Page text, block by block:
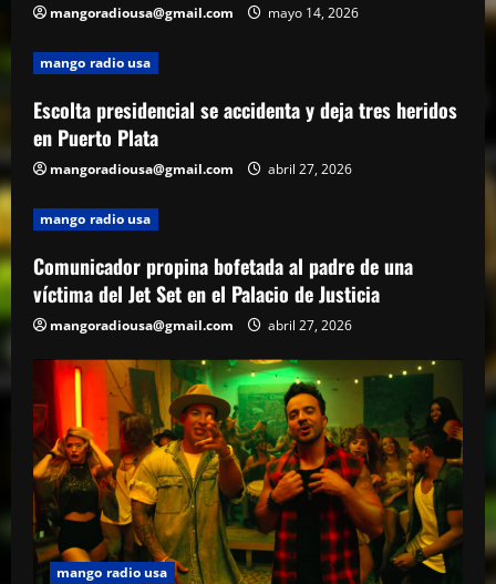
mangoradiousa@gmail.com mayo 14, 2026
mango radio usa
Escolta presidencial se accidenta y deja tres heridos
en Puerto Plata
mangoradiousa@gmail.com abril 27, 2026
mango radio usa
Comunicador propina bofetada al padre de una
víctima del Jet Set en el Palacio de Justicia
mangoradiousa@gmail.com abril 27, 2026
mango radio usa